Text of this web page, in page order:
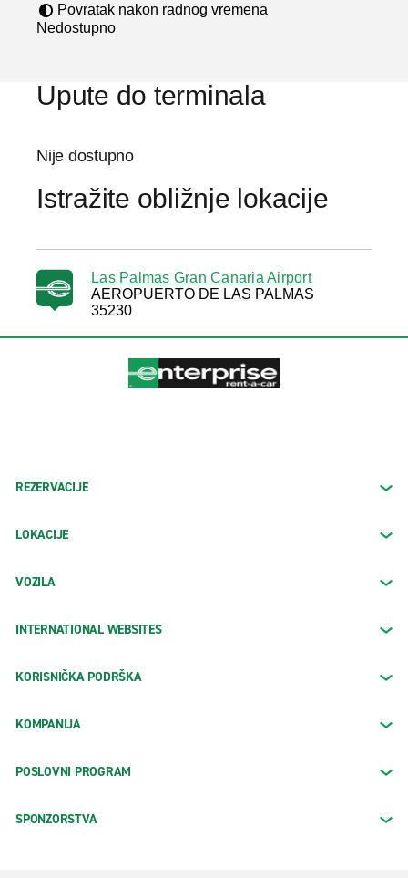
Povratak nakon radnog vremena
Nedostupno
Upute do terminala
Nije dostupno
Istražite obližnje lokacije
Las Palmas Gran Canaria Airport
AEROPUERTO DE LAS PALMAS
35230
REZERVACIJE
LOKACIJE
VOZILA
INTERNATIONAL WEBSITES
KORISNIČKA PODRŠKA
KOMPANIJA
POSLOVNI PROGRAM
SPONZORSTVA